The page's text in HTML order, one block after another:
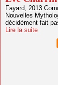
Fayard, 2013
Nouvelles
décidément fait
Lire la suite